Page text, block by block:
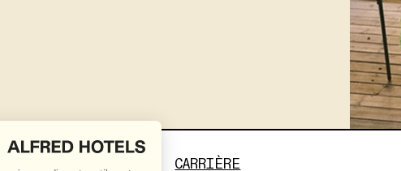
CARRIÈRE